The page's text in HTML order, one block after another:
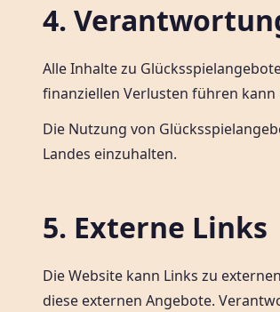
4.
Alle Inhalte zu
finanziellen Verlusten führen
Die Nutzung von
Landes einzuhalten.
5. Externe Links
Die Website kann Links zu
diese externen Angebote.